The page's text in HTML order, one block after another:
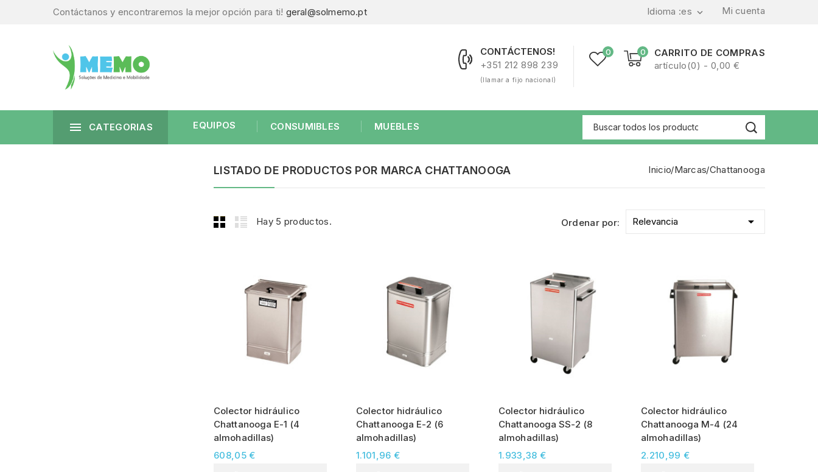
Contáctanos y encontraremos la mejor opción para ti! geral@solmemo.pt Mi cuenta
Idioma :es 
0
CARRITO DE COMPRAS
artículo(0) - 0,00 €
0
CONTÁCTENOS!
+351 212 898 239
(llamar a fijo nacional)
 CATEGORIAS EQUIPOS CONSUMIBLES MUEBLES
LISTADO DE PRODUCTOS POR MARCA CHATTANOOGA Inicio Marcas Chattanooga
Hay 5 productos. Ordenar por: Relevancia 
Colector hidráulico
Chattanooga E-1 (4
almohadillas)
608,05 €
Colector hidráulico
Chattanooga E-2 (6
almohadillas)
1.101,96 €
Colector hidráulico
Chattanooga SS-2 (8
almohadillas)
1.933,38 €
Colector hidráulico
Chattanooga M-4 (24
almohadillas)
2.210,99 €